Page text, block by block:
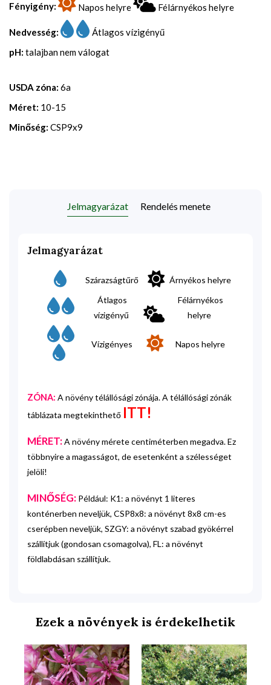
Fényigény: Napos helyre Félárnyékos helyre
Nedvesség:
Átlagos vízigényű
pH: talajban nem válogat
USDA zóna: 6a
Méret: 10-15
Minőség: CSP9x9
Jelmagyarázat Rendelés menete
Jelmagyarázat
Szárazságtűrő
Árnyékos helyre
Átlagos
vízigényű
Félárnyékos
helyre
Vízigényes Napos helyre
ZÓNA: A növény télállósági zónája. A télállósági zónák
táblázata megtekinthető ITT!
MÉRET:A növény mérete centiméterben megadva. Ez
többnyire a magasságot, de esetenként a szélességet
jelöli!
MINŐSÉG: Például: K1: a növényt 1 literes
konténerben neveljük, CSP8x8: a növényt 8x8 cm-es
cserépben neveljük, SZGY: a növényt szabad gyökérrel
szállítjuk (gondosan csomagolva), FL: a növényt
földlabdásan szállítjuk.
Ezek a növények is érdekelhetik